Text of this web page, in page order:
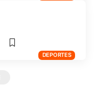
DEPORTES